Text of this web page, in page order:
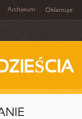
Archiwum Okłamuje